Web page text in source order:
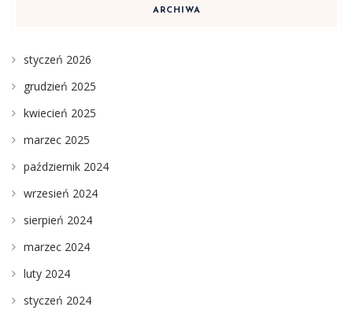
ARCHIWA
styczeń 2026
grudzień 2025
kwiecień 2025
marzec 2025
październik 2024
wrzesień 2024
sierpień 2024
marzec 2024
luty 2024
styczeń 2024